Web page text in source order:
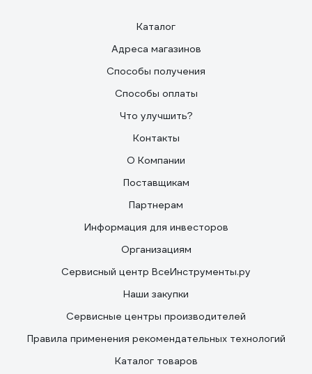
Каталог
Адреса магазинов
Способы получения
Способы оплаты
Что улучшить?
Контакты
О Компании
Поставщикам
Партнерам
Информация для инвесторов
Организациям
Сервисный центр ВсеИнструменты.ру
Наши закупки
Сервисные центры производителей
Правила применения рекомендательных технологий
Каталог товаров